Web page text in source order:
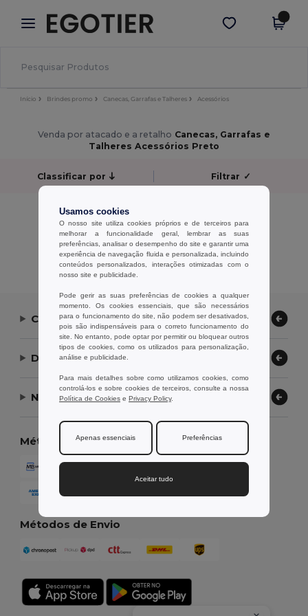
× App Egotier
Melhores preços na app!
Obter app
Início Brindes promo Canecas, Garrafas e Talheres Acessórios
Venda por atacado e a retalho Canecas, Garrafas e
Talheres Acessórios Preto
Classificar por Filtrar ✓
Sem resultados.
Sem resultados.
Exibindo Todos Os Produtos.
Contate-nos
Deixe-nos ajudar
Nossa Empresa
Métodos de Pagamento
Métodos de Envio
Usamos cookies
O nosso site utiliza cookies próprios e de terceiros para
melhorar a funcionalidade geral, lembrar as suas
preferências, analisar o desempenho do site e garantir uma
experiência de navegação fluida e personalizada, incluindo
conteúdos personalizados, interações otimizadas com o
nosso site e publicidade.
Pode gerir as suas preferências de cookies a qualquer
momento. Os cookies essenciais, que são necessários
para o funcionamento do site, não podem ser desativados,
pois são indispensáveis para o correto funcionamento do
site. No entanto, pode optar por permitir ou bloquear outros
tipos de cookies, como os utilizados para personalização,
análise e publicidade.
Para mais detalhes sobre como utilizamos cookies, como
controlá-los e sobre cookies de terceiros, consulte a nossa
Política de Cookies e Privacy Policy.
Apenas essenciais Preferências
Aceitar tudo